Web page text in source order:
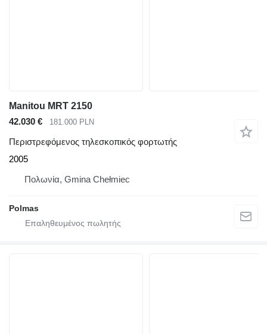
Manitou MRT 2150
42.030 €
181.000 PLN
Περιστρεφόμενος τηλεσκοπικός φορτωτής
2005
Πολωνία, Gmina Chełmiec
Polmas